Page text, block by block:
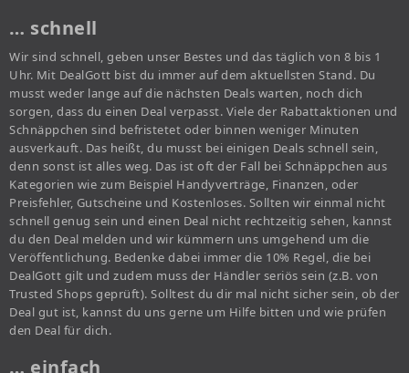
… schnell
Wir sind schnell, geben unser Bestes und das täglich von 8 bis 1
Uhr. Mit DealGott bist du immer auf dem aktuellsten Stand. Du
musst weder lange auf die nächsten Deals warten, noch dich
sorgen, dass du einen Deal verpasst. Viele der Rabattaktionen und
Schnäppchen sind befristetet oder binnen weniger Minuten
ausverkauft. Das heißt, du musst bei einigen Deals schnell sein,
denn sonst ist alles weg. Das ist oft der Fall bei Schnäppchen aus
Kategorien wie zum Beispiel Handyverträge, Finanzen, oder
Preisfehler, Gutscheine und Kostenloses. Sollten wir einmal nicht
schnell genug sein und einen Deal nicht rechtzeitig sehen, kannst
du den Deal melden und wir kümmern uns umgehend um die
Veröffentlichung. Bedenke dabei immer die 10% Regel, die bei
DealGott gilt und zudem muss der Händler seriös sein (z.B. von
Trusted Shops geprüft). Solltest du dir mal nicht sicher sein, ob der
Deal gut ist, kannst du uns gerne um Hilfe bitten und wie prüfen
den Deal für dich.
… einfach